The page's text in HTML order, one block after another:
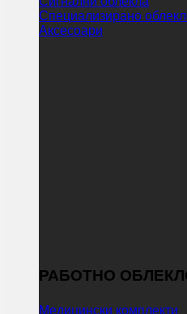
Специализирано
Аксесоари
РАБОТНО
Медицински комплекти